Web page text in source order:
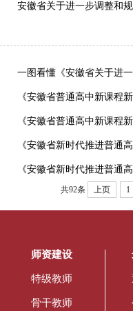
安徽省关于进一步调整和
《安徽省普通高中新课程
《安徽省普通高中新课程
《安徽省新时代推进普通
《安徽省新时代推进普通
共92条 上页 1
师资建设
特级教师
骨干教师